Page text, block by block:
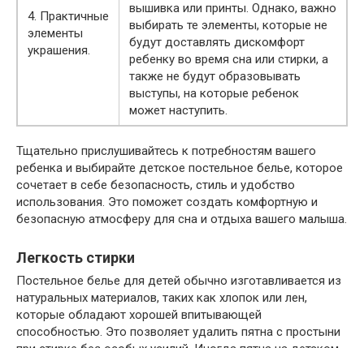
4. Практичные
элементы
украшения.
вышивка или принты. Однако, важно
выбирать те элементы, которые не
будут доставлять дискомфорт
ребенку во время сна или стирки, а
также не будут образовывать
выступы, на которые ребенок
может наступить.
Тщательно прислушивайтесь к потребностям вашего
ребенка и выбирайте детское постельное белье, которое
сочетает в себе безопасность, стиль и удобство
использования. Это поможет создать комфортную и
безопасную атмосферу для сна и отдыха вашего малыша.
Легкость стирки
Постельное белье для детей обычно изготавливается из
натуральных материалов, таких как хлопок или лен,
которые обладают хорошей впитывающей
способностью. Это позволяет удалить пятна с простыни